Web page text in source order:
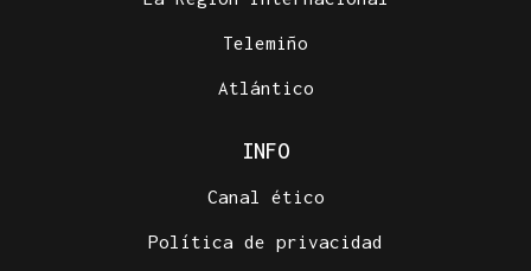
Telemiño
Atlántico
INFO
Canal ético
Política de privacidad